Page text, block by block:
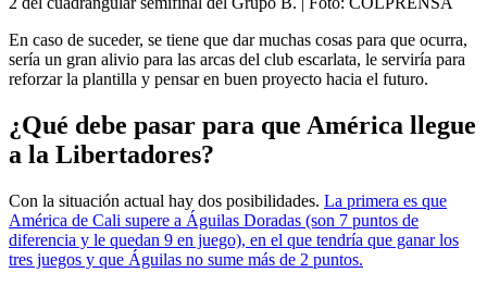
En caso de suceder, se tiene que dar muchas cosas para que ocurra,
sería un gran alivio para las arcas del club escarlata, le serviría para
reforzar la plantilla y pensar en buen proyecto hacia el futuro.
¿Qué debe pasar para que América llegue
a la Libertadores?
Con la situación actual hay dos posibilidades. La primera es que
América de Cali supere a Águilas Doradas (son 7 puntos de
diferencia y le quedan 9 en juego), en el que tendría que ganar los
tres juegos y que Águilas no sume más de 2 puntos.